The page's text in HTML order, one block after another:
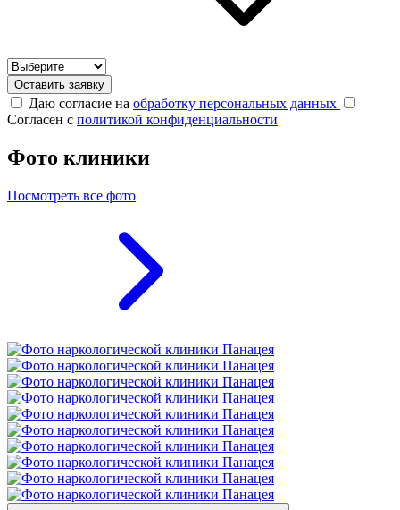
Оставить заявку
Даю согласие на обработку персональных данных
Согласен с политикой конфиденциальности
Фото клиники
Посмотреть все фото